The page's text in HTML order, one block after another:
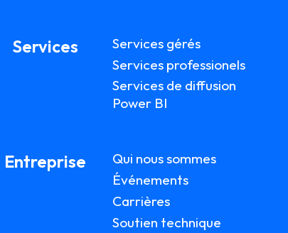
Services
Services gérés
Services professionels
Services de diffusion
Power BI
Entreprise
Qui nous sommes
Événements
Carrières
Soutien technique